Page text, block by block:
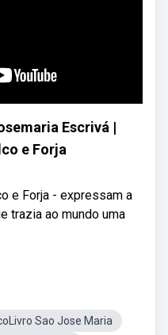
Escrivá |
e Forja
e Forja - expressam a
trazia ao mundo uma
Sao Jose Maria